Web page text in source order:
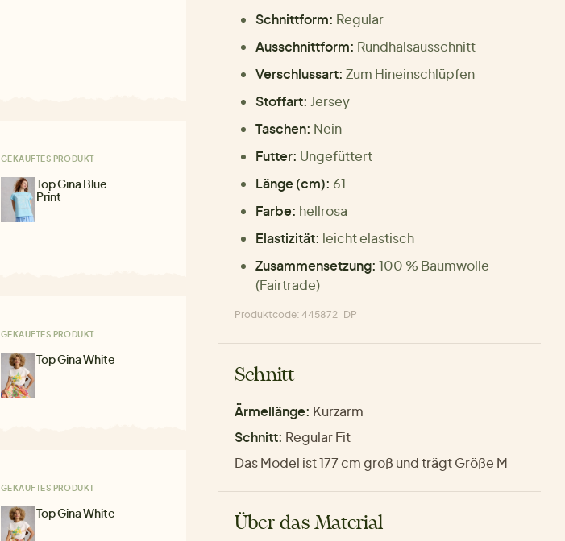
GEKAUFTES PRODUKT
Top Gina Blue
Print
GEKAUFTES PRODUKT
Top Gina White
GEKAUFTES PRODUKT
Top Gina White
Schnittform: Regular
Ausschnittform: Rundhalsausschnitt
Verschlussart: Zum Hineinschlüpfen
Stoffart: Jersey
Taschen: Nein
Futter: Ungefüttert
Länge (cm): 61
Farbe: hellrosa
Elastizität: leicht elastisch
Zusammensetzung: 100 % Baumwolle
(Fairtrade)
Produktcode: 445872-DP
Schnitt
Ärmellänge: Kurzarm
Schnitt: Regular Fit
Das Model ist 177 cm groß und trägt Größe M
Über das Material